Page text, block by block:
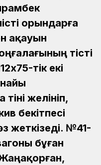
орындарға
ақауын
тісті
тік екі
желініп,
бекітпесі
жеткізеді. №41-
бұған